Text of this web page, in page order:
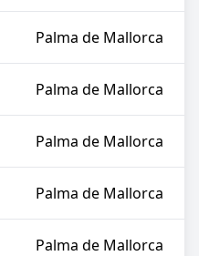
Palma de Mallorca
Palma de Mallorca
Palma de Mallorca
Palma de Mallorca
Palma de Mallorca